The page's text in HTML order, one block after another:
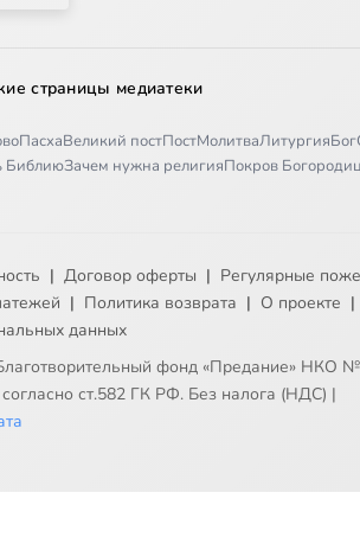
страницы медиатеки
ПасхаВеликий постПостМолитваЛитургияБог
БиблиюЗачем нужна религияПокров
| Договор оферты | Регулярные
| Политика возврата | О проекте |
данных
фонд «Предание» НКО
ст.582 ГК РФ. Без налога (НДС) |